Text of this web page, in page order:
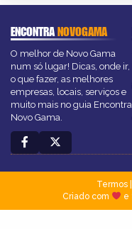
ENCONTRANOVOGAMA
O melhor de Novo Gama
num só lugar! Dicas, onde ir,
o que fazer, as melhores
empresas, locais, serviços e
muito mais no guia Encontra
Novo Gama.
Termos|
Criado com
e